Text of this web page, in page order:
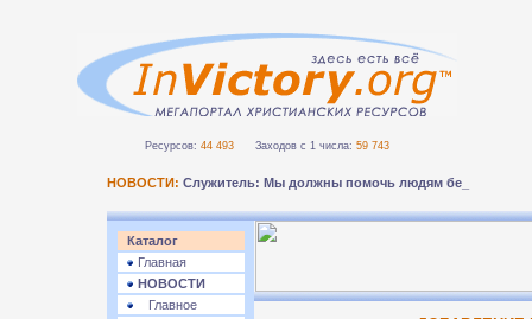
Ресурсов: 44 493 Заходов с 1 числа: 59 743
НОВОСТИ: Служитель: Мы должны помочь людям безопас-
Каталог
Главная
НОВОСТИ
Главное